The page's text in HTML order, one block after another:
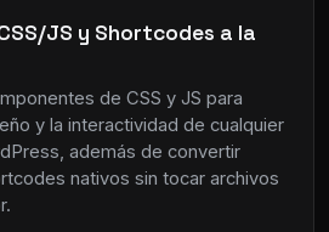
JS y Shortcodes a la
de CSS y JS para
y la interactividad de cualquier
además de convertir
nativos sin tocar archivos